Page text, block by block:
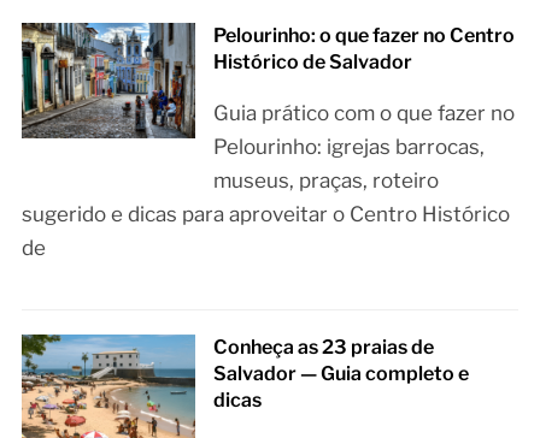
Pelourinho: o que fazer no Centro
Histórico de Salvador
Guia prático com o que fazer no
Pelourinho: igrejas barrocas,
museus, praças, roteiro
sugerido e dicas para aproveitar o Centro Histórico
de
Conheça as 23 praias de
Salvador — Guia completo e
dicas